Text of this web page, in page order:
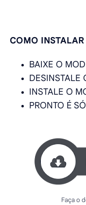
COMO INSTALAR
BAIXE O
DESINSTALE
INSTALE O
PRONTO É
Faça o